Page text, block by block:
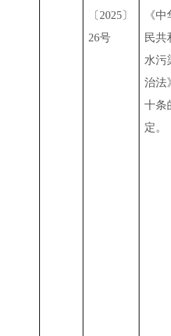
〔 2025〕
26号
《
民共
水污
治法
十条
定。